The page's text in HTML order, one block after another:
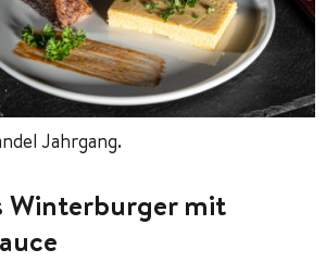
Jahrgang.
Winterburger mit